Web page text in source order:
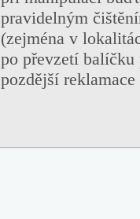
pravidelným
(zejména v
po převzetí balíčku
pozdější